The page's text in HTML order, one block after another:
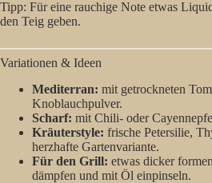
Tipp: Für eine rauchige Note etwas
den Teig geben.
Variationen & Ideen
Mediterran: mit getrockneten
Knoblauchpulver.
Scharf: mit Chili- oder
Kräuterstyle: frische Petersilie,
herzhafte Gartenvariante.
Für den Grill: etwas dicker
dämpfen und mit Öl einpinseln.